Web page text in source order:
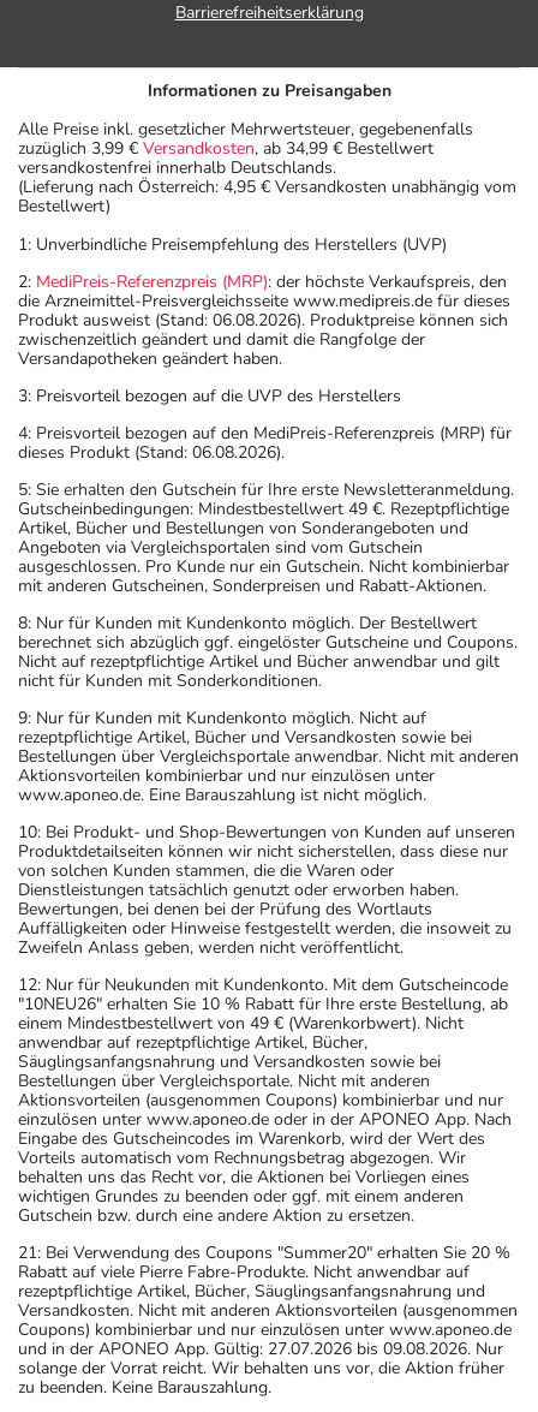
Barrierefreiheitserklärung
Informationen zu Preisangaben
Alle Preise inkl. gesetzlicher Mehrwertsteuer, gegebenenfalls
zuzüglich 3,99 € Versandkosten, ab 34,99 € Bestellwert
versandkostenfrei innerhalb Deutschlands.
(Lieferung nach Österreich: 4,95 € Versandkosten unabhängig vom
Bestellwert)
1: Unverbindliche Preisempfehlung des Herstellers (UVP)
2: MediPreis-Referenzpreis (MRP): der höchste Verkaufspreis, den
die Arzneimittel-Preisvergleichsseite www.medipreis.de für dieses
Produkt ausweist (Stand: 06.08.2026). Produktpreise können sich
zwischenzeitlich geändert und damit die Rangfolge der
Versandapotheken geändert haben.
3: Preisvorteil bezogen auf die UVP des Herstellers
4: Preisvorteil bezogen auf den MediPreis-Referenzpreis (MRP) für
dieses Produkt (Stand: 06.08.2026).
5: Sie erhalten den Gutschein für Ihre erste Newsletteranmeldung.
Gutscheinbedingungen: Mindestbestellwert 49 €. Rezeptpflichtige
Artikel, Bücher und Bestellungen von Sonderangeboten und
Angeboten via Vergleichsportalen sind vom Gutschein
ausgeschlossen. Pro Kunde nur ein Gutschein. Nicht kombinierbar
mit anderen Gutscheinen, Sonderpreisen und Rabatt-Aktionen.
8: Nur für Kunden mit Kundenkonto möglich. Der Bestellwert
berechnet sich abzüglich ggf. eingelöster Gutscheine und Coupons.
Nicht auf rezeptpflichtige Artikel und Bücher anwendbar und gilt
nicht für Kunden mit Sonderkonditionen.
9: Nur für Kunden mit Kundenkonto möglich. Nicht auf
rezeptpflichtige Artikel, Bücher und Versandkosten sowie bei
Bestellungen über Vergleichsportale anwendbar. Nicht mit anderen
Aktionsvorteilen kombinierbar und nur einzulösen unter
www.aponeo.de. Eine Barauszahlung ist nicht möglich.
10: Bei Produkt- und Shop-Bewertungen von Kunden auf unseren
Produktdetailseiten können wir nicht sicherstellen, dass diese nur
von solchen Kunden stammen, die die Waren oder
Dienstleistungen tatsächlich genutzt oder erworben haben.
Bewertungen, bei denen bei der Prüfung des Wortlauts
Auffälligkeiten oder Hinweise festgestellt werden, die insoweit zu
Zweifeln Anlass geben, werden nicht veröffentlicht.
12: Nur für Neukunden mit Kundenkonto. Mit dem Gutscheincode
"10NEU26" erhalten Sie 10 % Rabatt für Ihre erste Bestellung, ab
einem Mindestbestellwert von 49 € (Warenkorbwert). Nicht
anwendbar auf rezeptpflichtige Artikel, Bücher,
Säuglingsanfangsnahrung und Versandkosten sowie bei
Bestellungen über Vergleichsportale. Nicht mit anderen
Aktionsvorteilen (ausgenommen Coupons) kombinierbar und nur
einzulösen unter www.aponeo.de oder in der APONEO App. Nach
Eingabe des Gutscheincodes im Warenkorb, wird der Wert des
Vorteils automatisch vom Rechnungsbetrag abgezogen. Wir
behalten uns das Recht vor, die Aktionen bei Vorliegen eines
wichtigen Grundes zu beenden oder ggf. mit einem anderen
Gutschein bzw. durch eine andere Aktion zu ersetzen.
21: Bei Verwendung des Coupons "Summer20" erhalten Sie 20 %
Rabatt auf viele Pierre Fabre-Produkte. Nicht anwendbar auf
rezeptpflichtige Artikel, Bücher, Säuglingsanfangsnahrung und
Versandkosten. Nicht mit anderen Aktionsvorteilen (ausgenommen
Coupons) kombinierbar und nur einzulösen unter www.aponeo.de
und in der APONEO App. Gültig: 27.07.2026 bis 09.08.2026. Nur
solange der Vorrat reicht. Wir behalten uns vor, die Aktion früher
zu beenden. Keine Barauszahlung.